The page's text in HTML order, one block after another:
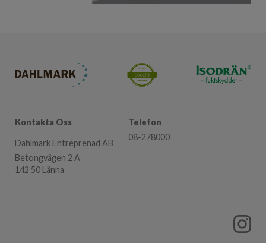
Kontakta Oss
Dahlmark Entreprenad AB
Betongvägen 2 A
142 50 Länna
Telefon
08-278000